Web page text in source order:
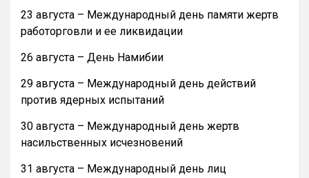
23 августа – Международный день памяти жертв
работорговли и ее ликвидации
26 августа – День Намибии
29 августа – Международный день действий
против ядерных испытаний
30 августа – Международный день жертв
насильственных исчезновений
31 августа – Международный день лиц